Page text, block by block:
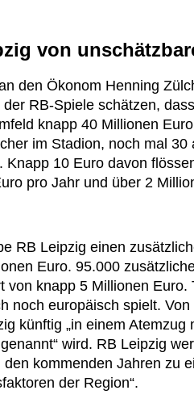
von
den Ökonom Henning
der RB-Spiele schätzen,
knapp 40 Millionen
im Stadion, noch mal
Knapp 10 Euro davon
pro Jahr und über 2
RB Leipzig einen
Euro. 95.000
von knapp 5 Millionen Euro.
noch europäisch spielt.
künftig „in einem
wird. RB Leipzig
den kommenden Jahren zu
der Region“.